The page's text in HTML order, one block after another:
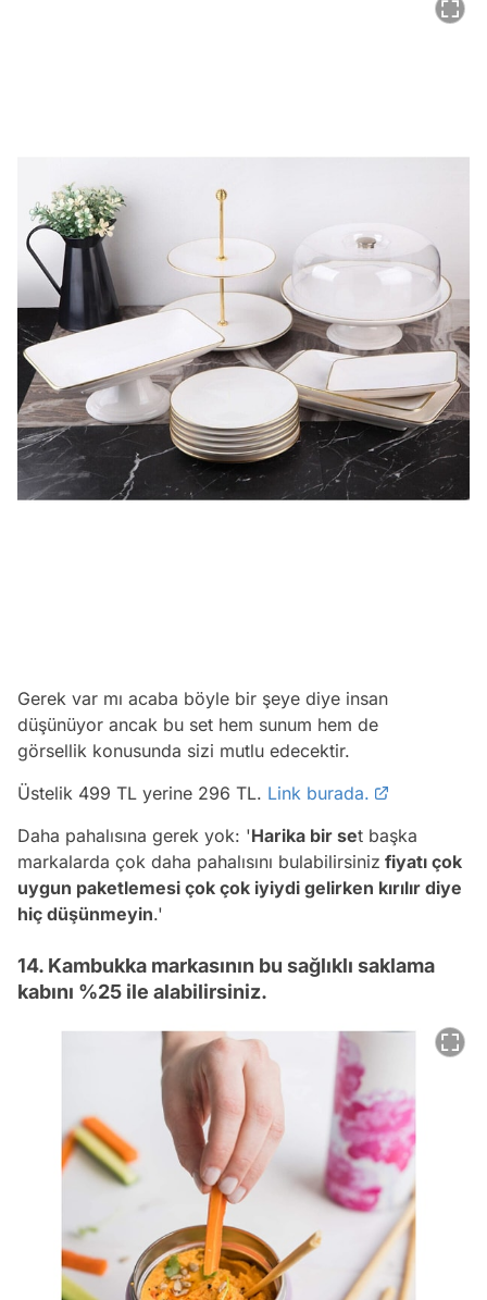
Gerek var mı acaba böyle bir şeye diye insan
düşünüyor ancak bu set hem sunum hem de
görsellik konusunda sizi mutlu edecektir.
Üstelik 499 TL yerine 296 TL. Link burada.
Daha pahalısına gerek yok: 'Harika bir set başka
markalarda çok daha pahalısını bulabilirsiniz fiyatı çok
uygun paketlemesi çok çok iyiydi gelirken kırılır diye
hiç düşünmeyin.'
14. Kambukka markasının bu sağlıklı saklama
kabını %25 ile alabilirsiniz.